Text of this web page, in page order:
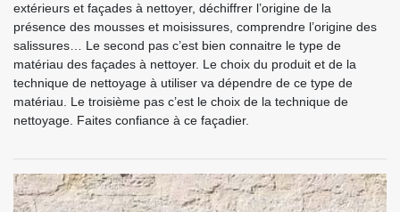
extérieurs et façades à nettoyer, déchiffrer l’origine de la
présence des mousses et moisissures, comprendre l’origine des
salissures… Le second pas c’est bien connaitre le type de
matériau des façades à nettoyer. Le choix du produit et de la
technique de nettoyage à utiliser va dépendre de ce type de
matériau. Le troisième pas c’est le choix de la technique de
nettoyage. Faites confiance à ce façadier.